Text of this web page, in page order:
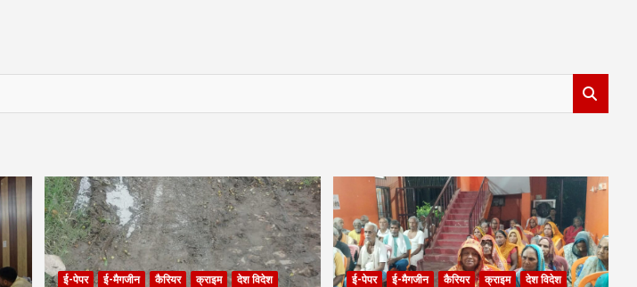
ई-पेपर ई-मैगजीन कैरियर क्राइम
देश विदेश
ई-पेपर ई-मैगजीन कैरियर क्राइम
देश विदेश